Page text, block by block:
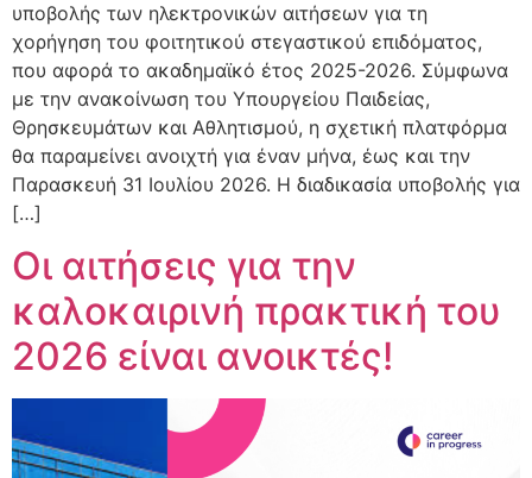
υποβολής των ηλεκτρονικών αιτήσεων για τη
χορήγηση του φοιτητικού στεγαστικού επιδόματος,
που αφορά το ακαδημαϊκό έτος 2025-2026. Σύμφωνα
με την ανακοίνωση του Υπουργείου Παιδείας,
Θρησκευμάτων και Αθλητισμού, η σχετική πλατφόρμα
θα παραμείνει ανοιχτή για έναν μήνα, έως και την
Παρασκευή 31 Ιουλίου 2026. Η διαδικασία υποβολής για
[…]
Οι αιτήσεις για την
καλοκαιρινή πρακτική του
2026 είναι ανοικτές!